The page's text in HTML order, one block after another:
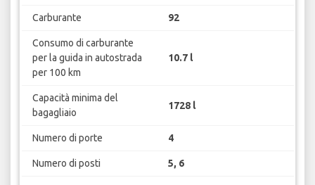
Carburante 92
Consumo di carburante
per la guida in autostrada
per 100 km
10.7 l
Capacità minima del
bagagliaio
1728 l
Numero di porte 4
Numero di posti 5, 6